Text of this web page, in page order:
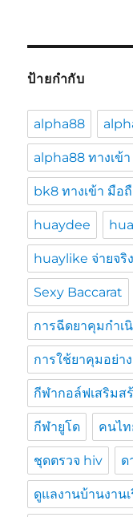
ป้ายกำกับ
alpha88
alpha88 ทางเข้า
bk8 ทางเข้า มือ
huaydee
huaylike จ่ายจริ
Sexy Baccarat
การฉีดยาคุมกำเ
การใช้ยาคุมอย่า
กีฬากอล์ฟเสริมส
กีฬายูโด คนไท
ชุดตรวจ hiv ด
ดูแลงานบ้านงาน